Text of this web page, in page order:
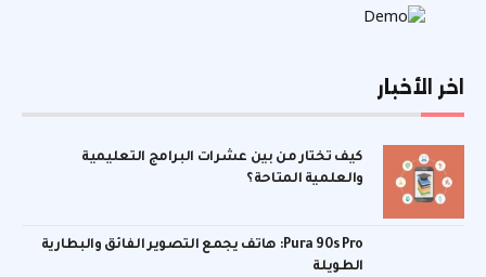
اخر الأخبار
كيف تختار من بين عشرات البرامج التعليمية
والعلمية المتاحة؟
Pura 90s Pro: هاتف يجمع التصوير الفائق والبطارية
الطويلة